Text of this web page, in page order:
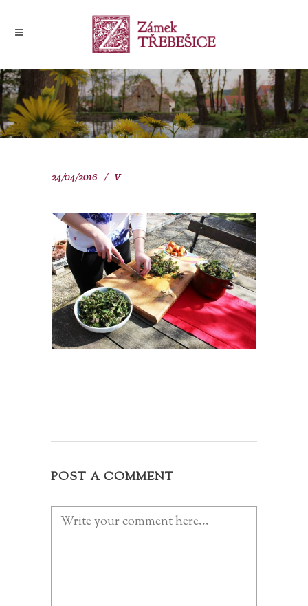
24/04/2016 V
POST A COMMENT